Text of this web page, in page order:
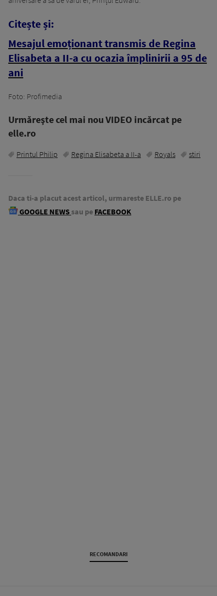
Citește și:
Mesajul emoționant transmis de Regina
Elisabeta a II-a cu ocazia împlinirii a 95 de
ani
Foto: Profimedia
Urmăreşte cel mai nou VIDEO incărcat pe
elle.ro
Printul Philip Regina Elisabeta a II-a Royals stiri
Daca ti-a placut acest articol, urmareste ELLE.ro pe
GOOGLE NEWS sau pe FACEBOOK
RECOMANDARI